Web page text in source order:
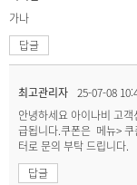
가나
답글
최고관리자 25-07-08
안녕하세요 아이나비 고
급됩니다.쿠폰은 메뉴>
터로 문의 부탁 드립니다.
답글